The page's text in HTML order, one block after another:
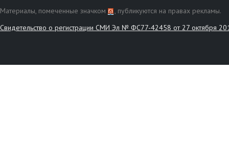
Материалы, помеченные значком
, публикуются на правах рекламы.
Свидетельство о регистрации СМИ Эл № ФС77-42458 от 27 октября